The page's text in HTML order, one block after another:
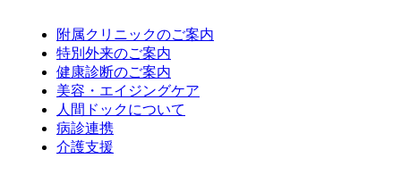
附属クリニックのご案内
特別外来のご案内
健康診断のご案内
美容・エイジングケア
人間ドックについて
病診連携
介護支援